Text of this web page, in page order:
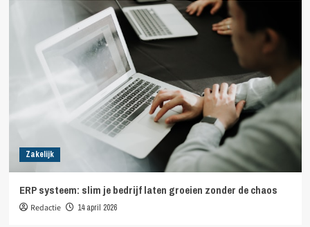
Zakelijk
ERP systeem: slim je bedrijf laten groeien zonder de chaos
Redactie 14 april 2026